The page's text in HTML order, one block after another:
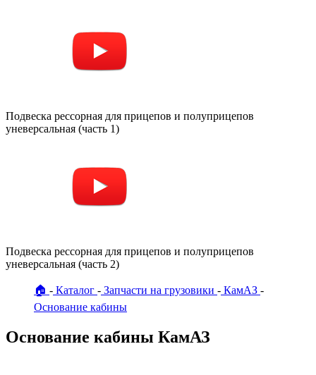
Подвеска рессорная для прицепов и полуприцепов
уневерсальная (часть 1)
Подвеска рессорная для прицепов и полуприцепов
уневерсальная (часть 2)
🏠 Каталог Запчасти на грузовики
КамАЗ
Основание кабины
Основание кабины КамАЗ